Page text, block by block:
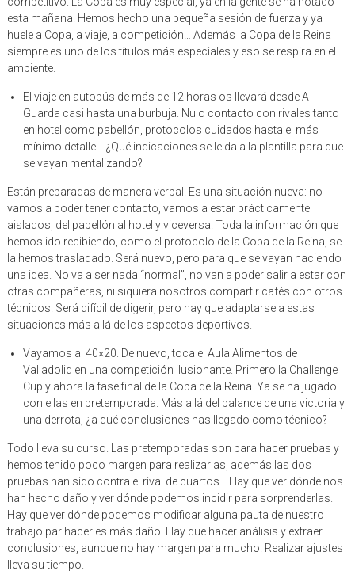
esta mañana. Hemos hecho una pequeña sesión de fuerza y ya
huele a Copa, a viaje, a competición… Además la Copa de la Reina
siempre es uno de los títulos más especiales y eso se respira en el
ambiente.
El viaje en autobús de más de 12 horas os llevará desde A
Guarda casi hasta una burbuja. Nulo contacto con rivales tanto
en hotel como pabellón, protocolos cuidados hasta el más
mínimo detalle… ¿Qué indicaciones se le da a la plantilla para que
se vayan mentalizando?
Están preparadas de manera verbal. Es una situación nueva: no
vamos a poder tener contacto, vamos a estar prácticamente
aislados, del pabellón al hotel y viceversa. Toda la información que
hemos ido recibiendo, como el protocolo de la Copa de la Reina, se
la hemos trasladado. Será nuevo, pero para que se vayan haciendo
una idea. No va a ser nada “normal”, no van a poder salir a estar con
otras compañeras, ni siquiera nosotros compartir cafés con otros
técnicos. Será difícil de digerir, pero hay que adaptarse a estas
situaciones más allá de los aspectos deportivos.
Vayamos al 40×20. De nuevo, toca el Aula Alimentos de
Valladolid en una competición ilusionante. Primero la Challenge
Cup y ahora la fase final de la Copa de la Reina. Ya se ha jugado
con ellas en pretemporada. Más allá del balance de una victoria y
una derrota, ¿a qué conclusiones has llegado como técnico?
Todo lleva su curso. Las pretemporadas son para hacer pruebas y
hemos tenido poco margen para realizarlas, además las dos
pruebas han sido contra el rival de cuartos… Hay que ver dónde nos
han hecho daño y ver dónde podemos incidir para sorprenderlas.
Hay que ver dónde podemos modificar alguna pauta de nuestro
trabajo par hacerles más daño. Hay que hacer análisis y extraer
conclusiones, aunque no hay margen para mucho. Realizar ajustes
lleva su tiempo.